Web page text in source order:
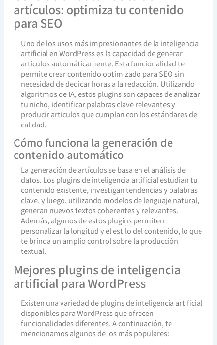
artículos: optimiza tu contenido
para SEO
Uno de los usos más impresionantes de la inteligencia
artificial en WordPress es la capacidad de generar
artículos automáticamente. Esta funcionalidad te
permite crear contenido optimizado para SEO sin
necesidad de dedicar horas a la redacción. Utilizando
algoritmos de IA, estos plugins son capaces de analizar
tu nicho, identificar palabras clave relevantes y
producir artículos que cumplan con los estándares de
calidad.
Cómo funciona la generación de
contenido automático
La generación de artículos se basa en el análisis de
datos. Los plugins de inteligencia artificial estudian tu
contenido existente, investigan tendencias y palabras
clave, y luego, utilizando modelos de lenguaje natural,
generan nuevos textos coherentes y relevantes.
Además, algunos de estos plugins permiten
personalizar la longitud y el estilo del contenido, lo que
te brinda un amplio control sobre la producción
textual.
Mejores plugins de inteligencia
artificial para WordPress
Existen una variedad de plugins de inteligencia artificial
disponibles para WordPress que ofrecen
funcionalidades diferentes. A continuación, te
mencionamos algunos de los más populares: